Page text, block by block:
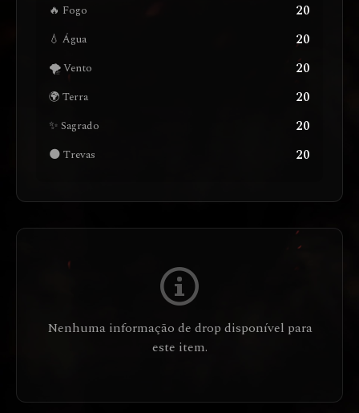
🔥 Fogo 20
💧 Água 20
🌪️ Vento 20
🌍 Terra 20
✨ Sagrado 20
🌑 Trevas 20
Nenhuma informação de drop disponível para
este item.